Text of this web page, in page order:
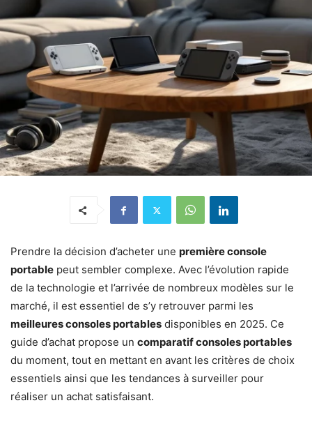
Prendre la décision d’acheter une première console
portable peut sembler complexe. Avec l’évolution rapide
de la technologie et l’arrivée de nombreux modèles sur le
marché, il est essentiel de s’y retrouver parmi les
meilleures consoles portables disponibles en 2025. Ce
guide d’achat propose un comparatif consoles portables
du moment, tout en mettant en avant les critères de choix
essentiels ainsi que les tendances à surveiller pour
réaliser un achat satisfaisant.